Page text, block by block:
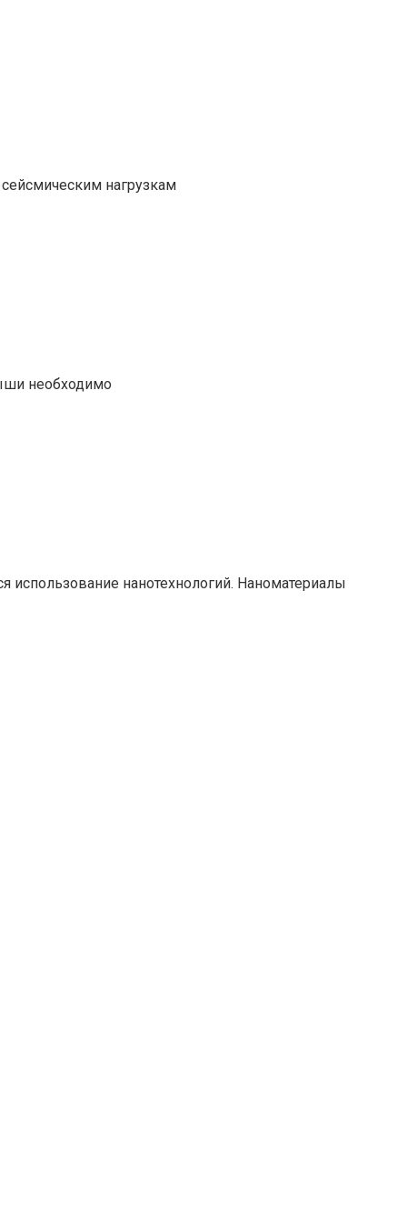
нагрузкам
необходимо
использование нанотехнологий. Наноматериалы